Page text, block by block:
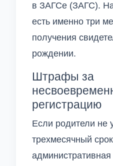
в ЗАГСе (ЗАГС).
есть именно три
получения
рождении.
Штрафы за
регистрацию
Если родители не
трехмесячный
административная